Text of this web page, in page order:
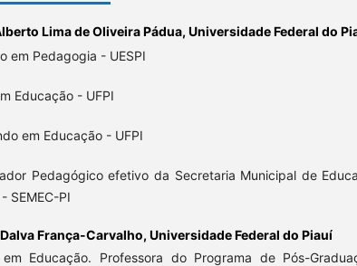
Lima de Oliveira Pádua, Universidade Federal do
em Pedagogia - UESPI
Educação - UFPI
em Educação - UFPI
Pedagógico efetivo da Secretaria Municipal de
SEMEC-PI
França-Carvalho, Universidade Federal do Piauí
em Educação. Professora do Programa de Pós-